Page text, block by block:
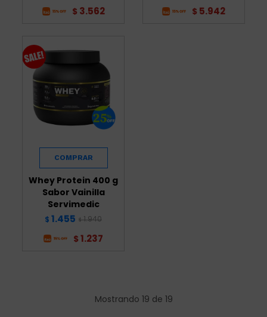
$ 3.562 $ 5.942
Whey Protein 400 g
Sabor Vainilla
Servimedic
$ 1.455 $ 1.940
$ 1.237
Mostrando 19 de 19